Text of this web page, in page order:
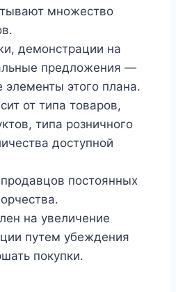
множество
демонстрации на
предложения —
элементы этого плана.
от типа товаров,
типа розничного
доступной
постоянных
на увеличение
путем убеждения
покупки.